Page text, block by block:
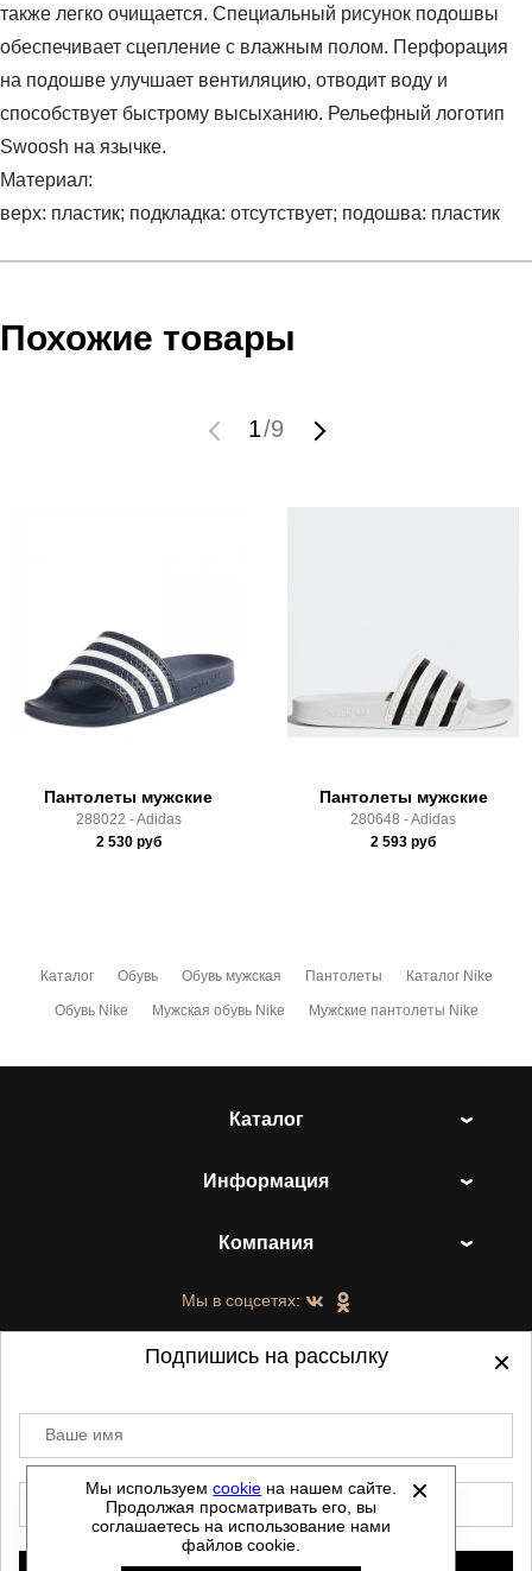
также легко очищается. Специальный рисунок подошвы
обеспечивает сцепление с влажным полом. Перфорация
на подошве улучшает вентиляцию, отводит воду и
способствует быстрому высыханию. Рельефный логотип
Swoosh на язычке.
Материал:
верх: пластик; подкладка: отсутствует; подошва: пластик
ONE SHOWER SLIDE
NIKE VICTORI ONE SHOWER SLIDE
Инструкция по оплате есть в самом конце счета, который
мы не увидим Вашу оплату.
Здесь вы можете более детально ознакомиться с
условиями оплатыидоставки
Похожие товары
1/9
Пантолеты мужские
288022 - Adidas
2 530руб
Пантолеты мужские
280648 - Adidas
2 593 руб
Каталог Обувь Обувь мужская Пантолеты Каталог Nike
Обувь Nike Мужская обувь Nike Мужские пантолеты Nike
Каталог
Информация
Компания
Мы в соцсетях:
©2021-2026 - ShoesTown.ru - все права
защищены.
Данный сайт не является интернет магазином и
не является публичной офертой.
Мы используемcookie на нашем сайте.
Продолжая просматривать его, вы
соглашаетесь на использование нами
файлов cookie.
Подпишись на рассылку
Ваше имя